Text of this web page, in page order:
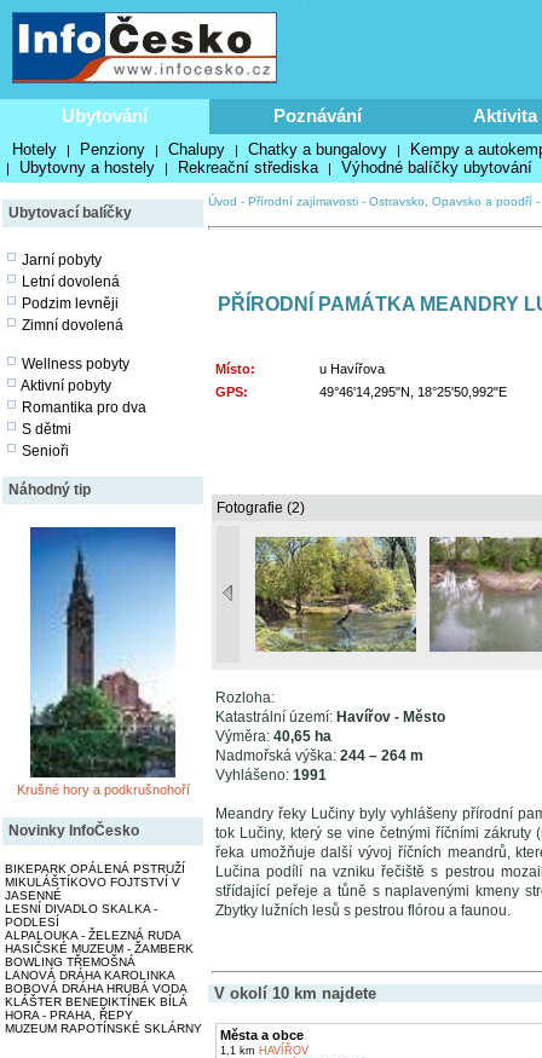
Ubytování Poznávání Aktivita
Hotely | Penziony | Chalupy | Chatky a bungalovy | Kempy a
| Ubytovny a hostely | Rekreační střediska | Výhodné balíčky ubytování
Ubytovací balíčky
Jarní pobyty
Letní dovolená
Podzim levněji
Zimní dovolená
Wellness pobyty
Aktivní pobyty
Romantika pro dva
S dětmi
Senioři
Náhodný tip
Krušné hory a podkrušnohoří
Novinky InfoČesko
BIKEPARK OPÁLENÁ PSTRUŽÍ
MIKULÁŠTÍKOVO FOJTSTVÍ V
JASENNÉ
LESNÍ DIVADLO SKALKA -
PODLESÍ
ALPALOUKA - ŽELEZNÁ RUDA
HASIČSKÉ MUZEUM - ŽAMBERK
BOWLING TŘEMOŠNÁ
LANOVÁ DRÁHA KAROLINKA
BOBOVÁ DRÁHA HRUBÁ VODA
KLÁŠTER BENEDIKTÍNEK BÍLÁ
HORA - PRAHA, ŘEPY
MUZEUM RAPOTÍNSKÉ SKLÁRNY
Úvod - Přírodní zajímavosti - Ostravsko, Opavsko a poodří -
PŘÍRODNÍ PAMÁTKA MEANDRY
Místo:
u Havířova
GPS:
49°46'14,295"N, 18°25'50,992"E
Fotografie (2)
Rozloha:
Katastrální území: Havířov - Město
Výměra: 40,65 ha
Nadmořská výška: 244 – 264 m
Vyhlášeno: 1991
Meandry řeky Lučiny byly vyhlášeny přírodní
tok Lučiny, který se vine četnými říčními
řeka umožňuje další vývoj říčních meandrů,
Lučina podílí na vzniku řečiště s pestrou
střídající peřeje a tůně s naplavenými kmeny
Zbytky lužních lesů s pestrou flórou a faunou.
V okolí 10 km najdete
Města a obce
1,1 km HAVÍŘOV